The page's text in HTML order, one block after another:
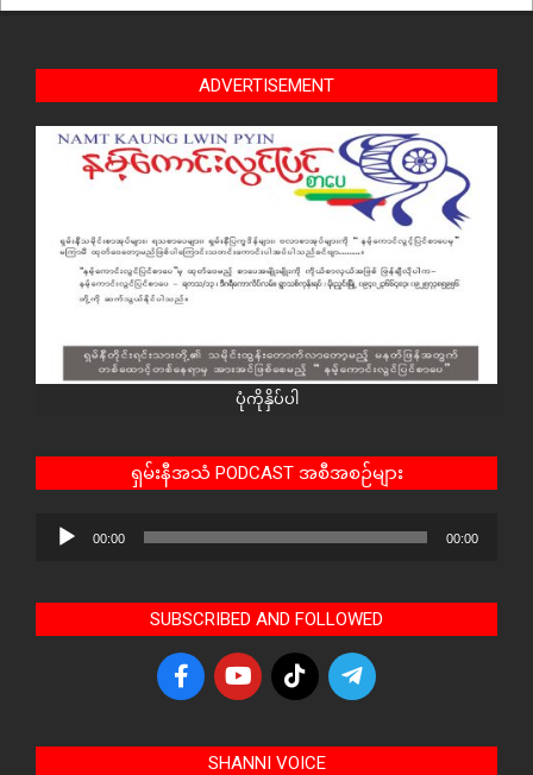
ADVERTISEMENT
ပုံကိုနှိပ်ပါ
ရှမ်းနီအသံ PODCAST အစီအစဉ်များ
Audio
00:00 00:00
SUBSCRIBED AND FOLLOWED
SHANNI VOICE